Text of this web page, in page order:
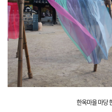
한옥마을 마당